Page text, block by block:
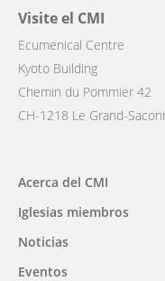
Visite el CMI
Ecumenical Centre
Kyoto Building
Chemin du Pommier 42
CH-1218 Le Grand-
Main
navigation
Acerca del CMI
Iglesias miembros
Noticias
Eventos